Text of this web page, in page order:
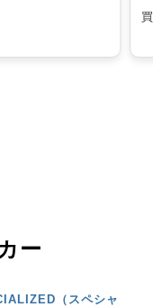
ー
（スペシャ